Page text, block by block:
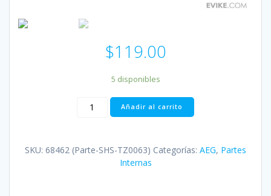
$119.00
5 disponibles
Boquilla
CNC
Rocket
Añadir al carrito
SKU: 68462 (Parte-SHS-TZ0063) Categorías: AEG, Partes
Internas